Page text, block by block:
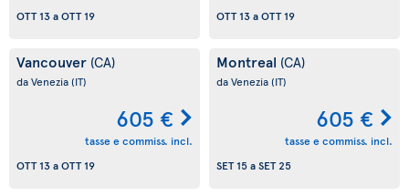
OTT 13aOTT 19
OTT 13aOTT 19
Vancouver (CA)
da Venezia(IT)
605 €
tasse e commiss. incl.
OTT 13aOTT 19
Montreal (CA)
da Venezia(IT)
605 €
tasse e commiss. incl.
SET 15aSET 25